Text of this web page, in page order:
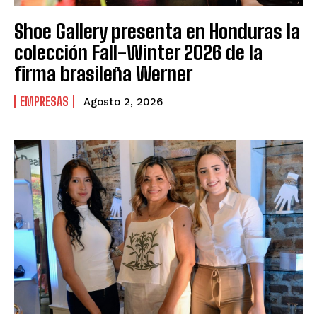
Shoe Gallery presenta en Honduras la
colección Fall-Winter 2026 de la
firma brasileña Werner
EMPRESAS Agosto 2, 2026